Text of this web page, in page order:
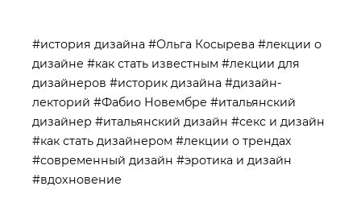
#история дизайна #Ольга Косырева #лекции о
дизайне #как стать известным #лекции для
дизайнеров #историк дизайна #дизайн-
лекторий #Фабио Новембре #итальянский
дизайнер #итальянский дизайн #секс и дизайн
#как стать дизайнером #лекции о трендах
#современный дизайн #эротика и дизайн
#вдохновение